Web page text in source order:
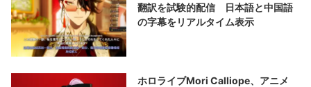
翻訳を試験的配信 日本語と中国語
の字幕をリアルタイム表示
ホロライブMori Calliope、アニメ